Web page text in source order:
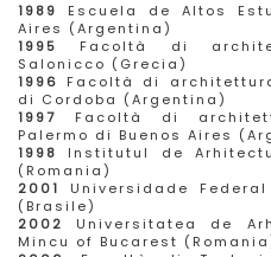
1989 Escuela de Altos
Aires (Argentina)
1995 Facoltà di
Salonicco (Grecia)
1996 Facoltà di
di Cordoba (Argentina)
1997 Facoltà di
Palermo di Buenos Aires
1998 Institutul de
(Romania)
2001 Universidade
(Brasile)
2002 Universitatea de
Mincu of Bucarest